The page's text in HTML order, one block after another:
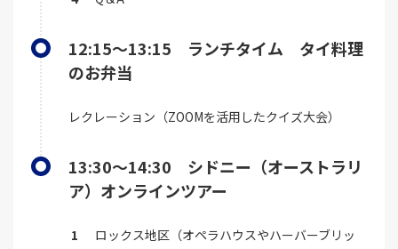
12:15～13:15 ランチタイム タイ料理
のお弁当
レクレーション（ZOOMを活用したクイズ大会）
13:30～14:30 シドニー（オーストラリ
ア）オンラインツアー
ロックス地区（オペラハウスやハーバーブリッ